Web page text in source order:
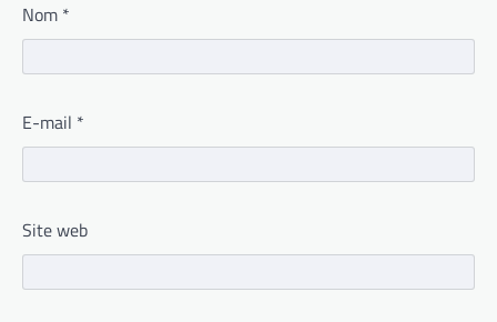
Nom *
E-mail *
Site web